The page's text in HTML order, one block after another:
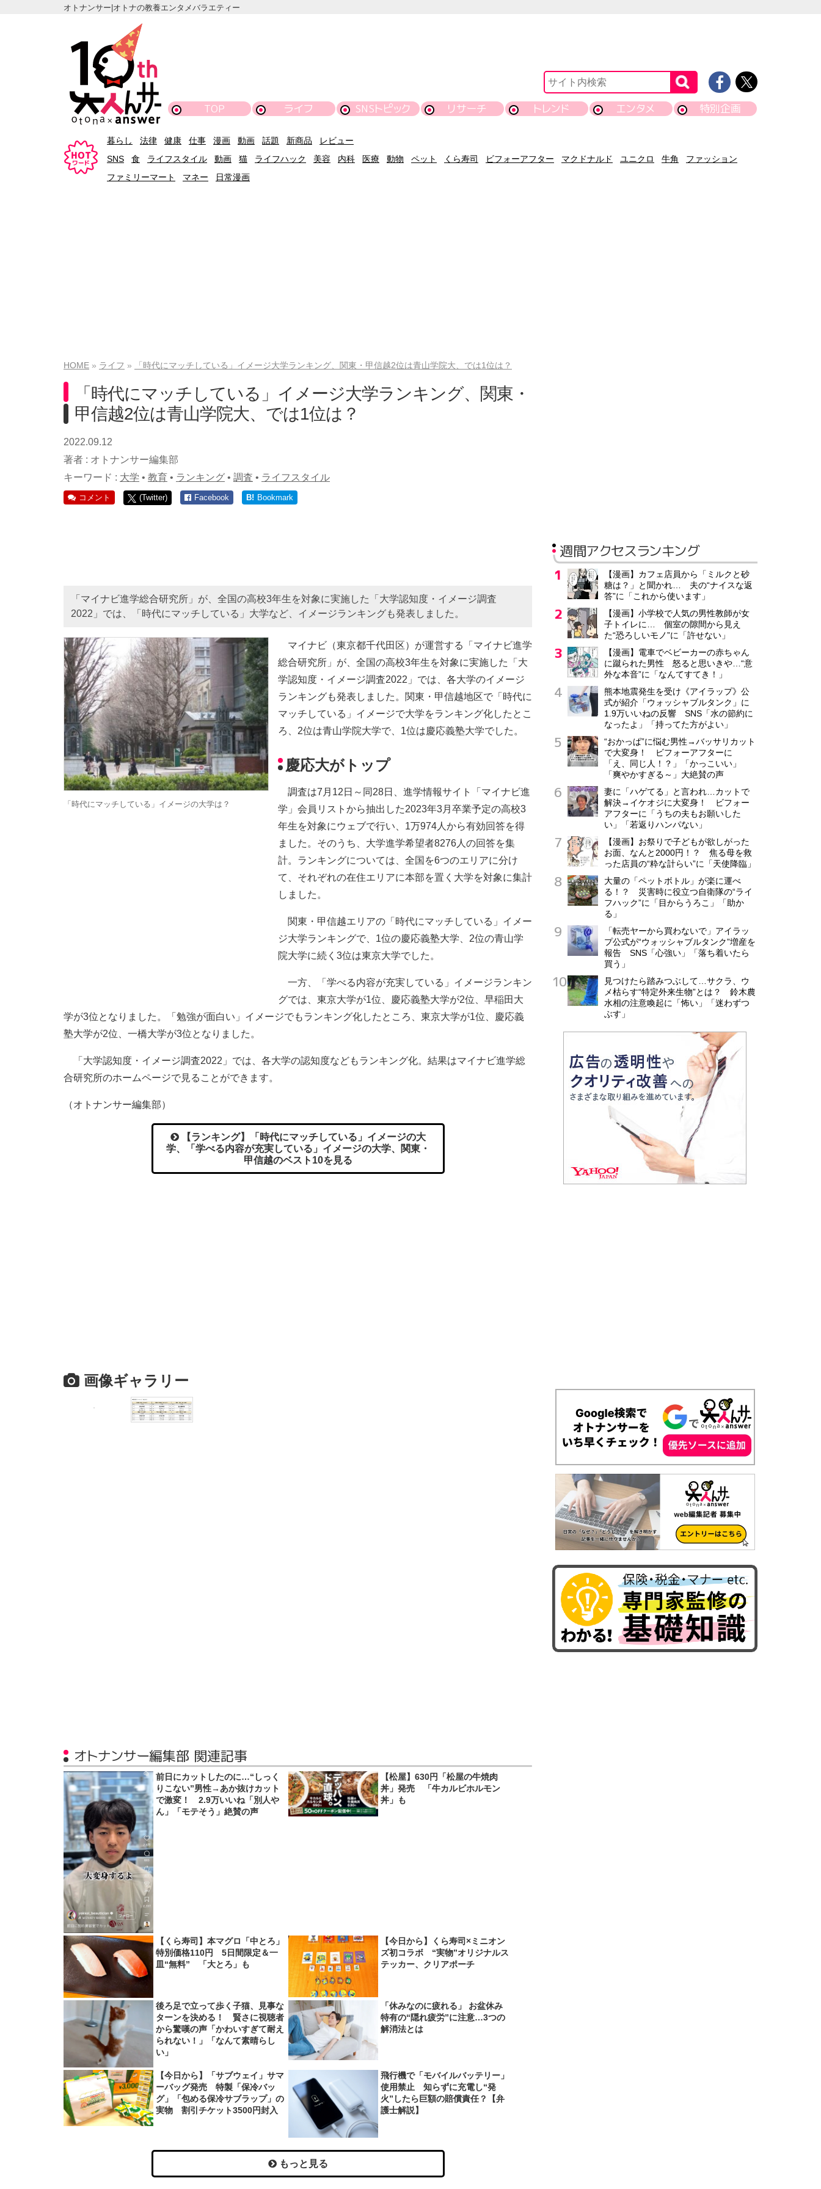
オトナンサー|オトナの教養エンタメバラエティー
TOP ライフ SNSトピック リサーチ トレンド エンタメ 特別企画
暮らし 法律 健康 仕事 漫画 動画 話題 新商品
レビュー
SNS
食 ライフスタイル 動画 猫 ライフハック 美容 内科 医療 動物 ペット くら寿司 ビフォーアフター マクドナルド ユニクロ 牛角
ファッション
ファミリーマート
マネー 日常漫画
HOME ライフ 「時代にマッチしている」イメージ大学ランキング、関東・甲信越2位は青山学院大、では1位は？
「時代にマッチしている」イメージ大学ランキング、関東・
甲信越2位は青山学院大、では1位は？
2022.09.12
著者 : オトナンサー編集部
キーワード : 大学 • 教育 • ランキング • 調査 • ライフスタイル
コメント (Twitter) Facebook B! Bookmark
「マイナビ進学総合研究所」が、全国の高校3年生を対象に実施した「大学認知度・イメージ調査
2022」では、「時代にマッチしている」大学など、イメージランキングも発表しました。
「時代にマッチしている」イメージの大学は？
マイナビ（東京都千代田区）が運営する「マイナビ進学
総合研究所」が、全国の高校3年生を対象に実施した「大
学認知度・イメージ調査2022」では、各大学のイメージ
ランキングも発表しました。関東・甲信越地区で「時代に
マッチしている」イメージで大学をランキング化したとこ
ろ、2位は青山学院大学で、1位は慶応義塾大学でした。
慶応大がトップ
調査は7月12日～同28日、進学情報サイト「マイナビ進
学」会員リストから抽出した2023年3月卒業予定の高校3
年生を対象にウェブで行い、1万974人から有効回答を得
ました。そのうち、大学進学希望者8276人の回答を集
計。ランキングについては、全国を6つのエリアに分け
て、それぞれの在住エリアに本部を置く大学を対象に集計
しました。
関東・甲信越エリアの「時代にマッチしている」イメー
ジ大学ランキングで、1位の慶応義塾大学、2位の青山学
院大学に続く3位は東京大学でした。
一方、「学べる内容が充実している」イメージランキン
グでは、東京大学が1位、慶応義塾大学が2位、早稲田大
学が3位となりました。「勉強が面白い」イメージでもランキング化したところ、東京大学が1位、慶応義
塾大学が2位、一橋大学が3位となりました。
「大学認知度・イメージ調査2022」では、各大学の認知度などもランキング化。結果はマイナビ進学総
合研究所のホームページで見ることができます。
（オトナンサー編集部）
【ランキング】「時代にマッチしている」イメージの大
学、「学べる内容が充実している」イメージの大学、関東・
甲信越のベスト10を見る
画像ギャラリー
オトナンサー編集部 関連記事
前日にカットしたのに…“しっく
りこない”男性→あか抜けカット
で激変！ 2.9万いいね「別人や
ん」「モテそう」絶賛の声
【松屋】630円「松屋の牛焼肉
丼」発売 「牛カルビホルモン
丼」も
【くら寿司】本マグロ「中とろ」
特別価格110円 5日間限定＆一
皿“無料” 「大とろ」も
【今日から】くら寿司×ミニオン
ズ初コラボ “実物”オリジナルス
テッカー、クリアポーチ
後ろ足で立って歩く子猫、見事な
ターンを決める！ 賢さに視聴者
から驚嘆の声「かわいすぎて耐え
られない！」「なんて素晴らし
い」
「休みなのに疲れる」 お盆休み
特有の“隠れ疲労”に注意…3つの
解消法とは
【今日から】「サブウェイ」サマ
ーバッグ発売 特製「保冷バッ
グ」「包める保冷サブラップ」の
実物 割引チケット3500円封入
飛行機で「モバイルバッテリー」
使用禁止 知らずに充電し“発
火”したら巨額の賠償責任？【弁
護士解説】
もっと見る
週間アクセスランキング
【漫画】カフェ店員から「ミルクと砂
糖は？」と聞かれ… 夫の“ナイスな返
答”に「これから使います」
【漫画】小学校で人気の男性教師が女
子トイレに… 個室の隙間から見え
た“恐ろしいモノ”に「許せない」
【漫画】電車でベビーカーの赤ちゃん
に蹴られた男性 怒ると思いきや…“意
外な本音”に「なんてすてき！」
熊本地震発生を受け《アイラップ》公
式が紹介「ウォッシャブルタンク」に
1.9万いいねの反響 SNS「水の節約に
なったよ」「持ってた方がよい」
“おかっぱ”に悩む男性→バッサリカット
で大変身！ ビフォーアフターに
「え、同じ人！？」「かっこいい」
「爽やかすぎる～」大絶賛の声
妻に「ハゲてる」と言われ…カットで
解決→イケオジに大変身！ ビフォー
アフターに「うちの夫もお願いした
い」「若返りハンパない」
【漫画】お祭りで子どもが欲しがった
お面、なんと2000円！？ 焦る母を救
った店員の“粋な計らい”に「天使降臨」
大量の「ペットボトル」が楽に運べ
る！？ 災害時に役立つ自衛隊の“ライ
フハック”に「目からうろこ」「助か
る」
「転売ヤーから買わないで」アイラッ
プ公式が“ウォッシャブルタンク”増産を
報告 SNS「心強い」「落ち着いたら
買う」
見つけたら踏みつぶして…サクラ、ウ
メ枯らす“特定外来生物”とは？ 鈴木農
水相の注意喚起に「怖い」「迷わずつ
ぶす」